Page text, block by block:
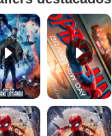
Ant-Man y la Avispa: Quantumanía Tráiler (2) Spider-Man: Brand New Day Tráiler (3)
Spider-Man: No Way Home Teaser Tráiler 'Spider-Man: No Way Home'